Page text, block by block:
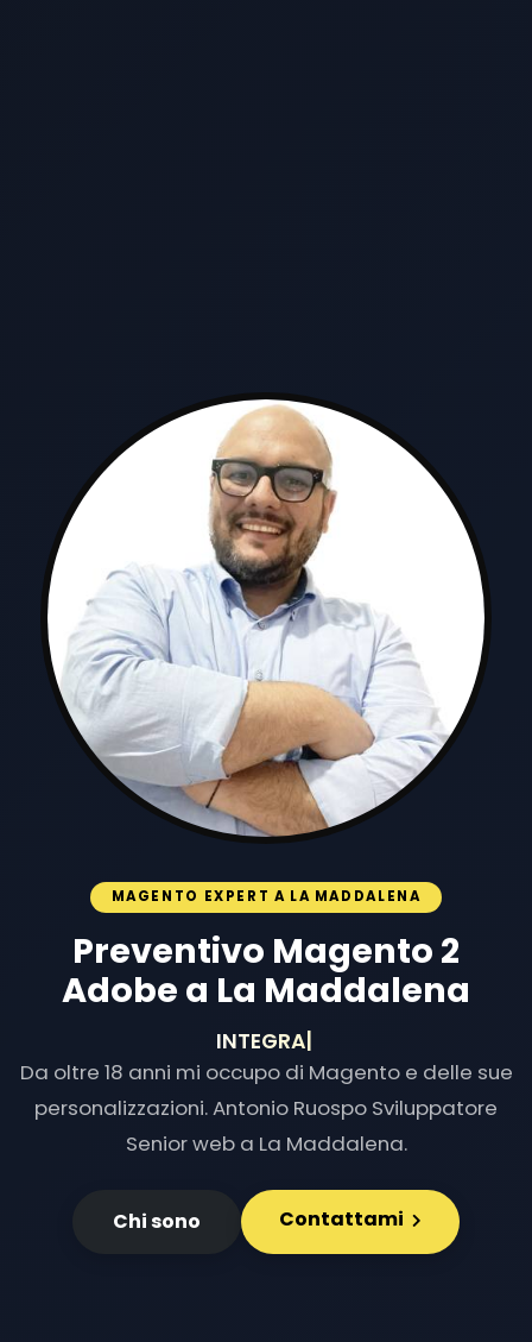
MAGENTO EXPERT A LA MADDALENA
Preventivo Magento 2
Adobe a La Maddalena
INTEGRAZIONI E
Da oltre 18 anni mi occupo di Magento e delle sue
personalizzazioni. Antonio Ruospo Sviluppatore
Senior web a La Maddalena.
Chi sono Contattami